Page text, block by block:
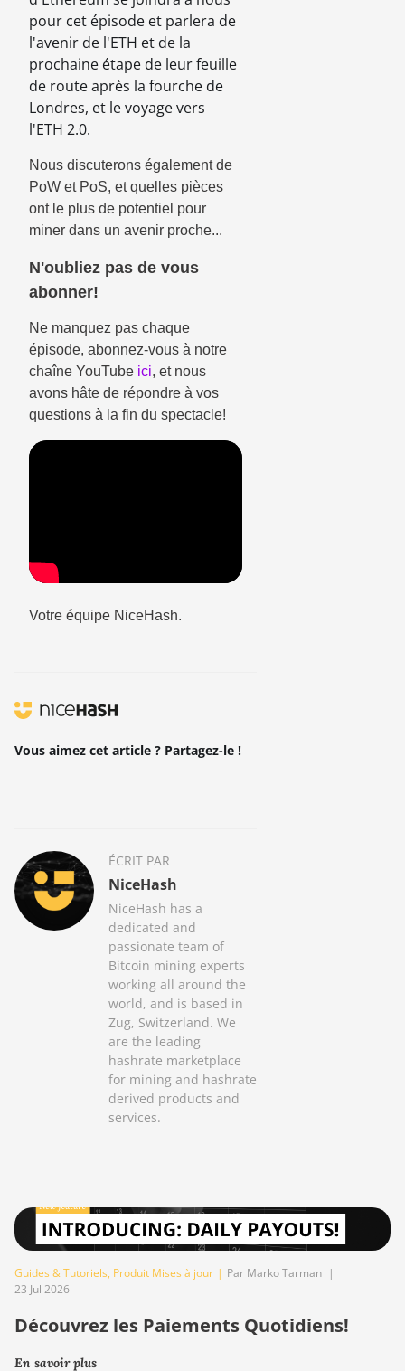
pour cet épisode et parlera de
l'avenir de l'ETH et de la
prochaine étape de leur feuille
de route après la fourche de
Londres, et le voyage vers
l'ETH 2.0.
Nous discuterons également de
PoW et PoS, et quelles pièces
ont le plus de potentiel pour
miner dans un avenir proche...
N'oubliez pas de vous
abonner!
Ne manquez pas chaque
épisode, abonnez-vous à notre
chaîne YouTube ici, et nous
avons hâte de répondre à vos
questions à la fin du spectacle!
Votre équipe NiceHash.
Vous aimez cet article ? Partagez-le !
ÉCRIT PAR
NiceHash
NiceHash has a
dedicated and
passionate team of
Bitcoin mining experts
working all around the
world, and is based in
Zug, Switzerland. We
are the leading
hashrate marketplace
for mining and hashrate
derived products and
services.
Guides & Tutoriels, Produit Mises à jour | Par Marko Tarman |
23 Jul 2026
Découvrez les Paiements Quotidiens!
En savoir plus